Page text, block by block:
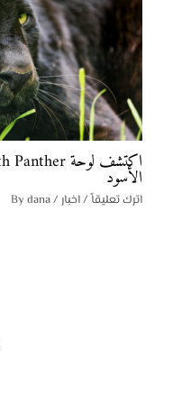
الأسود
اترك تعليقاً/اخبار / By
dana